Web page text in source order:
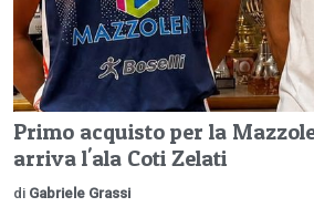
Primo acquisto per la
arriva l'ala Coti Zelati
di Gabriele Grassi